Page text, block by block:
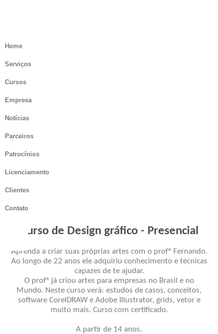
Home
Serviços
Cursos
Empresa
Notícias
Parceiros
Patrocínios
Licenciamento
Clientes
Contato
Curso de Design gráfico - Presencial
Aprenda a criar suas próprias artes com o profº Fernando.
Ao longo de 22 anos ele adquiriu conhecimento e técnicas
capazes de te ajudar.
O profº já criou artes para empresas no Brasil e no
Mundo. Neste curso verá: estudos de casos, conceitos,
software CorelDRAW e Adobe Illustrator, grids, vetor e
muito mais. Curso com certificado.
A partir de 14 anos.